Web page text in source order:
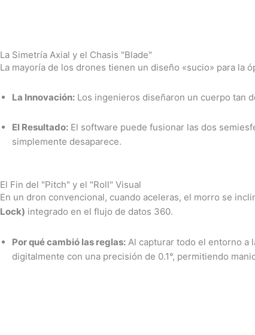
La Simetría Axial y el Chasis "Blade"
La mayoría de los drones tienen un diseño «sucio» para la
La Innovación: Los ingenieros diseñaron un cuerpo tan
El Resultado: El software puede fusionar las dos
simplemente desaparece.
El Fin del "Pitch" y el "Roll" Visual
En un dron convencional, cuando aceleras, el morro se
Lock) integrado en el flujo de datos 360.
Por qué cambió las reglas: Al capturar todo el entorno a
digitalmente con una precisión de 0.1°, permitiendo